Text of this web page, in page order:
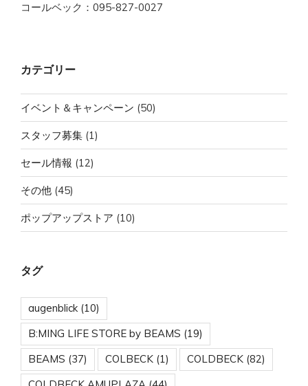
コールベック：095-827-0027
カテゴリー
イベント＆キャンペーン (50)
スタッフ募集 (1)
セール情報 (12)
その他 (45)
ポップアップストア (10)
タグ
augenblick(10)
B:MING LIFE STORE by BEAMS (19)
BEAMS (37) COLBECK (1) COLDBECK (82)